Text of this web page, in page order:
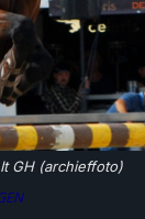
GH (archieffoto)